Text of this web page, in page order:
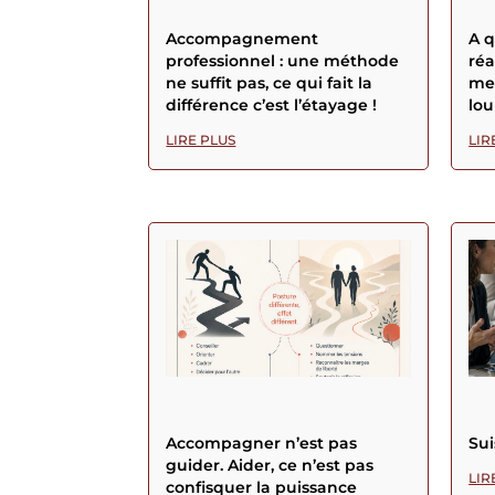
Accompagnement
professionnel : une méthode
ne suffit pas, ce qui fait la
différence c’est l’étayage !
LIRE PLUS
A
Accompagner n’est pas
guider. Aider, ce n’est pas
confisquer la puissance